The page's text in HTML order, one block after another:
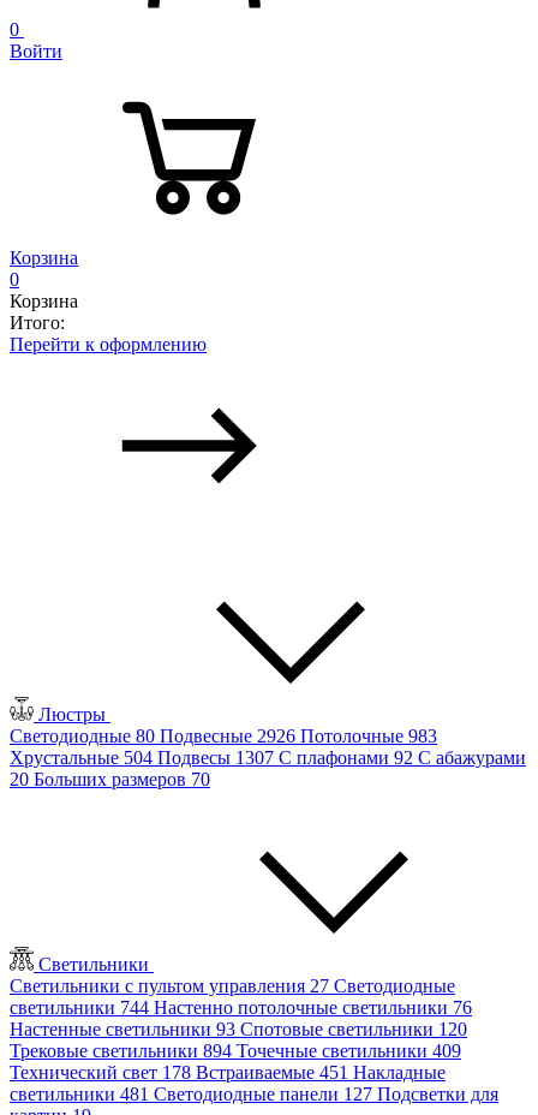
0
Войти
Корзина
0
Корзина
Итого:
Перейти к оформлению
Люстры
Светодиодные 80 Подвесные 2926 Потолочные 983
Хрустальные 504 Подвесы 1307 С плафонами 92 С абажурами
20 Больших размеров 70
Светильники
Светильники с пультом управления 27 Светодиодные
светильники 744 Настенно потолочные светильники 76
Настенные светильники 93 Спотовые светильники 120
Трековые светильники 894 Точечные светильники 409
Технический свет 178 Встраиваемые 451 Накладные
светильники 481 Светодиодные панели 127 Подсветки для